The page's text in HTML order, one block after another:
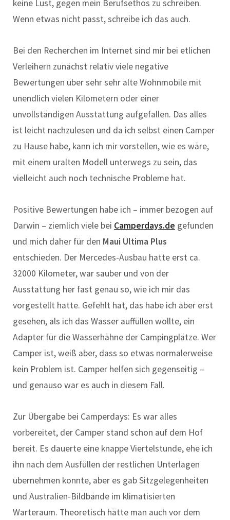
keine Lust, gegen mein Berufsethos zu schreiben.
Wenn etwas nicht passt, schreibe ich das auch.
Bei den Recherchen im Internet sind mir bei etlichen
Verleihern zunächst relativ viele negative
Bewertungen über sehr sehr alte Wohnmobile mit
unendlich vielen Kilometern oder einer
unvollständigen Ausstattung aufgefallen. Das alles
ist leicht nachzulesen und da ich selbst einen Camper
zu Hause habe, kann ich mir vorstellen, wie es wäre,
mit einem uralten Modell unterwegs zu sein, das
vielleicht auch noch technische Probleme hat.
Positive Bewertungen habe ich – immer bezogen auf
Darwin – ziemlich viele bei Camperdays.de gefunden
und mich daher für den Maui Ultima Plus
entschieden. Der Mercedes-Ausbau hatte erst ca.
32000 Kilometer, war sauber und von der
Ausstattung her fast genau so, wie ich mir das
vorgestellt hatte. Gefehlt hat, das habe ich aber erst
gesehen, als ich das Wasser auffüllen wollte, ein
Adapter für die Wasserhähne der Campingplätze. Wer
Camper ist, weiß aber, dass so etwas normalerweise
kein Problem ist. Camper helfen sich gegenseitig –
und genauso war es auch in diesem Fall.
Zur Übergabe bei Camperdays: Es war alles
vorbereitet, der Camper stand schon auf dem Hof
bereit. Es dauerte eine knappe Viertelstunde, ehe ich
ihn nach dem Ausfüllen der restlichen Unterlagen
übernehmen konnte, aber es gab Sitzgelegenheiten
und Australien-Bildbände im klimatisierten
Warteraum. Theoretisch hätte man auch vor dem